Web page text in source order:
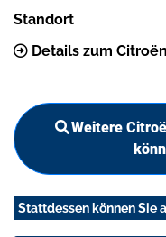
Standort
Details zum
Weitere
Stattdessen können Sie